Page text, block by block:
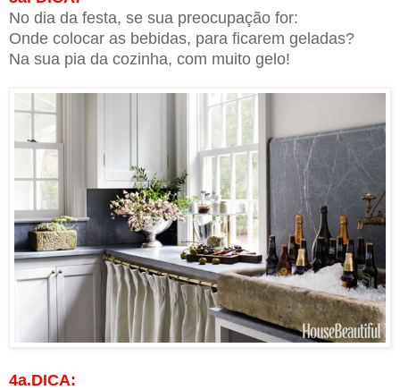
No dia da festa, se sua preocupação for:
Onde colocar as bebidas, para ficarem geladas?
Na sua pia da cozinha, com muito gelo!
4a.DICA: